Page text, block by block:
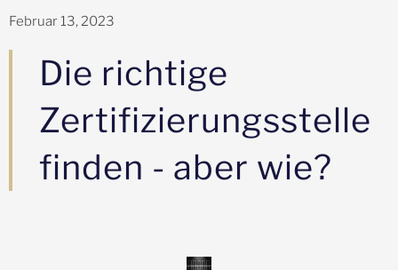
Februar 13, 2023
Die richtige
Zertifizierungsstelle
finden - aber wie?